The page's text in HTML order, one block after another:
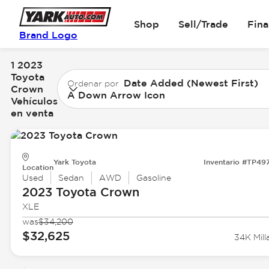
Brand Logo
Shop Sell/Trade
1 2023
Toyota
Crown
Vehículos
en venta
Ordenar por Date Added (Newest First)
A Down Arrow Icon
Location
Yark Toyota Inventario
Used Sedan AWD Gasoline
2023 Toyota Crown
XLE
was$34,200
$32,625 34K